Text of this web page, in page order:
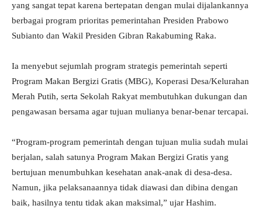
yang sangat tepat karena bertepatan dengan mulai dijalankannya
berbagai program prioritas pemerintahan Presiden Prabowo
Subianto dan Wakil Presiden Gibran Rakabuming Raka.
Ia menyebut sejumlah program strategis pemerintah seperti
Program Makan Bergizi Gratis (MBG), Koperasi Desa/Kelurahan
Merah Putih, serta Sekolah Rakyat membutuhkan dukungan dan
pengawasan bersama agar tujuan mulianya benar-benar tercapai.
“Program-program pemerintah dengan tujuan mulia sudah mulai
berjalan, salah satunya Program Makan Bergizi Gratis yang
bertujuan menumbuhkan kesehatan anak-anak di desa-desa.
Namun, jika pelaksanaannya tidak diawasi dan dibina dengan
baik, hasilnya tentu tidak akan maksimal,” ujar Hashim.